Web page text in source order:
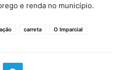
e renda no município.
carreta O Imparcial